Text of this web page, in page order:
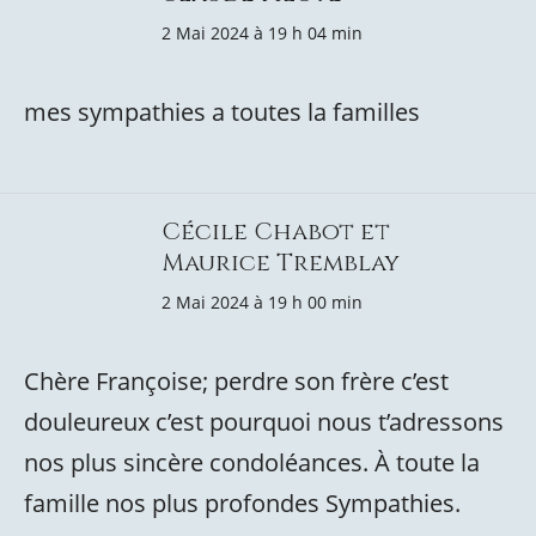
2 Mai 2024 à 19 h 04 min
mes sympathies a toutes la familles
Cécile Chabot et
Maurice Tremblay
2 Mai 2024 à 19 h 00 min
Chère Françoise; perdre son frère c’est
douleureux c’est pourquoi nous t’adressons
nos plus sincère condoléances. À toute la
famille nos plus profondes Sympathies.